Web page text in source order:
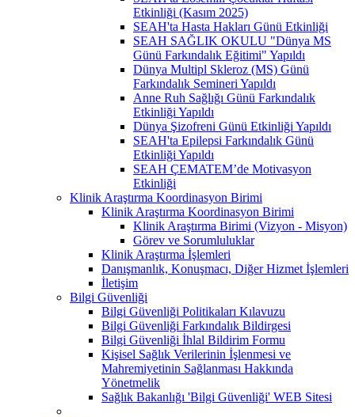
Etkinliği (Kasım 2025)
SEAH'ta Hasta Hakları Günü Etkinliği
SEAH SAĞLIK OKULU "Dünya MS
Günü Farkındalık Eğitimi" Yapıldı
Dünya Multipl Skleroz (MS) Günü
Farkındalık Semineri Yapıldı
Anne Ruh Sağlığı Günü Farkındalık
Etkinliği Yapıldı
Dünya Şizofreni Günü Etkinliği Yapıldı
SEAH'ta Epilepsi Farkındalık Günü
Etkinliği Yapıldı
SEAH ÇEMATEM’de Motivasyon
Etkinliği
Klinik Araştırma Koordinasyon Birimi
Klinik Araştırma Koordinasyon Birimi
Klinik Araştırma Birimi (Vizyon - Misyon)
Görev ve Sorumluluklar
Klinik Araştırma İşlemleri
Danışmanlık, Konuşmacı, Diğer Hizmet İşlemleri
İletişim
Bilgi Güvenliği
Bilgi Güvenliği Politikaları Kılavuzu
Bilgi Güvenliği Farkındalık Bildirgesi
Bilgi Güvenliği İhlal Bildirim Formu
Kişisel Sağlık Verilerinin İşlenmesi ve
Mahremiyetinin Sağlanması Hakkında
Yönetmelik
Sağlık Bakanlığı 'Bilgi Güvenliği' WEB Sitesi